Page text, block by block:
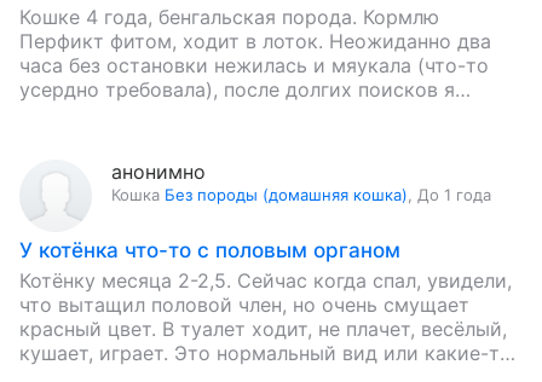
Кошке 4 года, бенгальская порода. Кормлю
Перфикт фитом, ходит в лоток. Неожиданно два
часа без остановки нежилась и мяукала (что-то
усердно требовала), после долгих поисков я
анонимно
Кошка Без породы (домашняя кошка) До 1 года
У котёнка что-то с половым органом
Котёнку месяца 2-2,5. Сейчас когда спал, увидели,
что вытащил половой член, но очень смущает
красный цвет. В туалет ходит, не плачет, весёлый,
кушает, играет. Это нормальный вид или какие-то